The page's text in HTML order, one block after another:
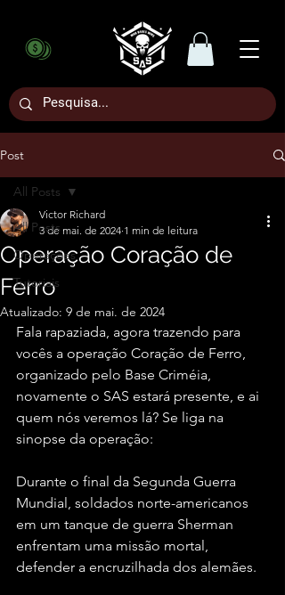
Post
All Posts
Operações
Tutoriais
All Posts
Operação Coração de
Ferro
Victor Richard
3 de mai. de 2024 1 min de leitura
Atualizado: 9 de mai. de 2024
Fala rapaziada, agora trazendo para
vocês a operação Coração de Ferro,
organizado pelo Base Criméia,
novamente o SAS estará presente, e ai
quem nós veremos lá? Se liga na
sinopse da operação:
Durante o final da Segunda Guerra
Mundial, soldados norte-americanos
em um tanque de guerra Sherman
enfrentam uma missão mortal,
defender a encruzilhada dos alemães.